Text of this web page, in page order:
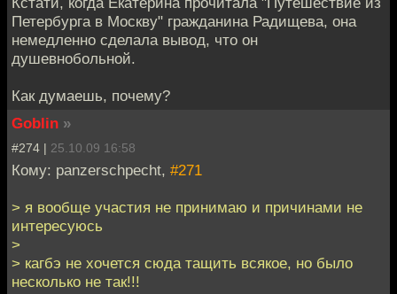
Петербурга в Москву" гражданина Радищева, она
немедленно сделала вывод, что он
душевнобольной.
Как думаешь, почему?
Goblin »
#274 | 25.10.09 16:58
Кому: panzerschpecht, #271
> я вообще участия не принимаю и причинами не
интересуюсь
>
> кагбэ не хочется сюда тащить всякое, но было
несколько не так!!!